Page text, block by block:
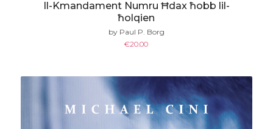
Il-Kmandament Numru Ħdax ħobb lil-
ħolqien
by Paul P. Borg
€20.00